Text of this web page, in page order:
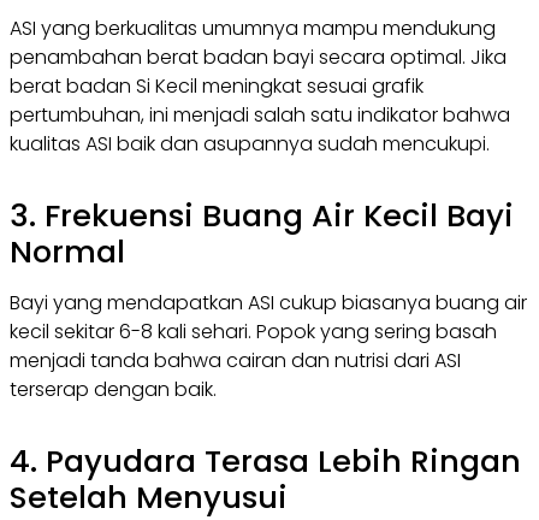
ASI yang berkualitas umumnya mampu mendukung
penambahan berat badan bayi secara optimal. Jika
berat badan Si Kecil meningkat sesuai grafik
pertumbuhan, ini menjadi salah satu indikator bahwa
kualitas ASI baik dan asupannya sudah mencukupi.
3. Frekuensi Buang Air Kecil Bayi
Normal
Bayi yang mendapatkan ASI cukup biasanya buang air
kecil sekitar 6-8 kali sehari. Popok yang sering basah
menjadi tanda bahwa cairan dan nutrisi dari ASI
terserap dengan baik.
4. Payudara Terasa Lebih Ringan
Setelah Menyusui